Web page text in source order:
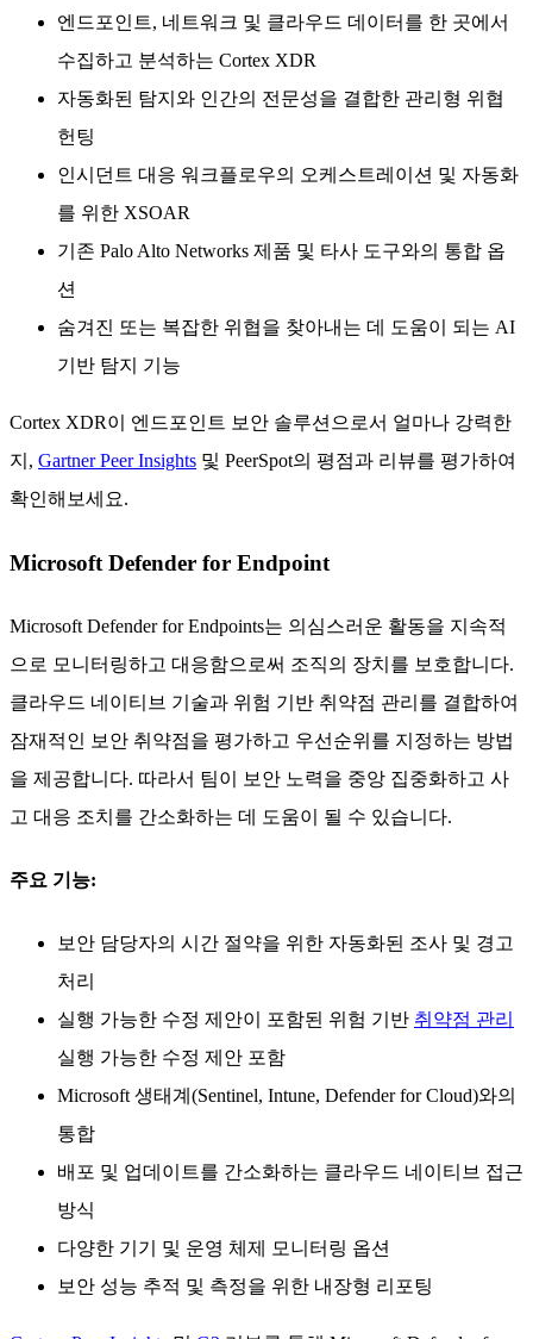
엔드포인트, 네트워크 및 클라우드 데이터를 한 곳에서
수집하고 분석하는 Cortex XDR
자동화된 탐지와 인간의 전문성을 결합한 관리형 위협
헌팅
인시던트 대응 워크플로우의 오케스트레이션 및 자동화
를 위한 XSOAR
기존 Palo Alto Networks 제품 및 타사 도구와의 통합 옵
션
숨겨진 또는 복잡한 위협을 찾아내는 데 도움이 되는 AI
기반 탐지 기능
Cortex XDR이 엔드포인트 보안 솔루션으로서 얼마나 강력한
지, Gartner Peer Insights 및 PeerSpot의 평점과 리뷰를 평가하여
확인해보세요.
Microsoft Defender for Endpoint
Microsoft Defender for Endpoints는 의심스러운 활동을 지속적
으로 모니터링하고 대응함으로써 조직의 장치를 보호합니다.
클라우드 네이티브 기술과 위험 기반 취약점 관리를 결합하여
잠재적인 보안 취약점을 평가하고 우선순위를 지정하는 방법
을 제공합니다. 따라서 팀이 보안 노력을 중앙 집중화하고 사
고 대응 조치를 간소화하는 데 도움이 될 수 있습니다.
주요 기능:
보안 담당자의 시간 절약을 위한 자동화된 조사 및 경고
처리
실행 가능한 수정 제안이 포함된 위험 기반 취약점 관리
실행 가능한 수정 제안 포함
Microsoft 생태계(Sentinel, Intune, Defender for Cloud)와의
통합
배포 및 업데이트를 간소화하는 클라우드 네이티브 접근
방식
다양한 기기 및 운영 체제 모니터링 옵션
보안 성능 추적 및 측정을 위한 내장형 리포팅